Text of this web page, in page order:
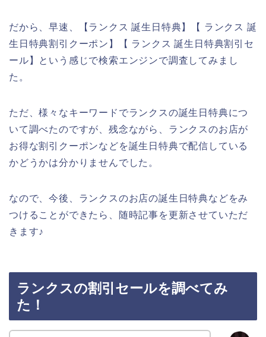
だから、早速、【ランクス 誕生日特典】【 ランクス 誕
生日特典割引クーポン】【 ランクス 誕生日特典割引セ
ール】という感じで検索エンジンで調査してみまし
た。
ただ、様々なキーワードでランクスの誕生日特典につ
いて調べたのですが、残念ながら、ランクスのお店が
お得な割引クーポンなどを誕生日特典で配信している
かどうかは分かりませんでした。
なので、今後、ランクスのお店の誕生日特典などをみ
つけることができたら、随時記事を更新させていただ
きます♪
ランクスの割引セールを調べてみ
た！